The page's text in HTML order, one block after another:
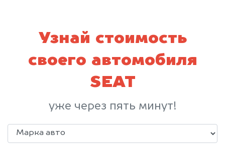
Узнай стоимость
своего автомобиля
SEAT
уже через пять минут!